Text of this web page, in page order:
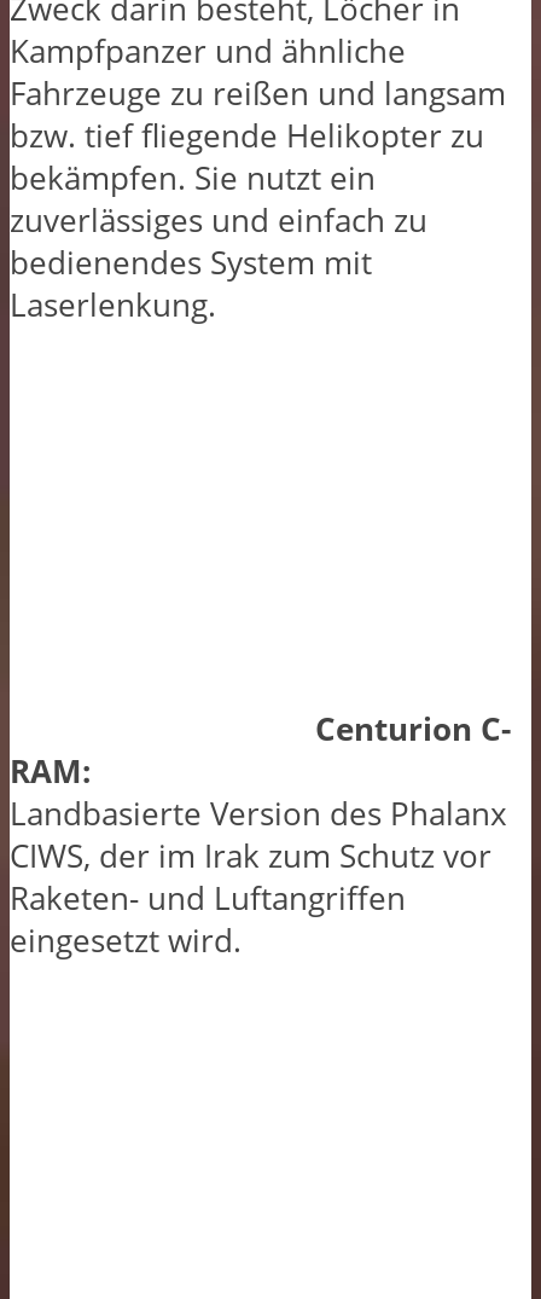
Zweck darin besteht, Löcher in
Kampfpanzer und ähnliche
Fahrzeuge zu reißen und langsam
bzw. tief fliegende Helikopter zu
bekämpfen. Sie nutzt ein
zuverlässiges und einfach zu
bedienendes System mit
Laserlenkung.
Centurion C-
RAM:
Landbasierte Version des Phalanx
CIWS, der im Irak zum Schutz vor
Raketen- und Luftangriffen
eingesetzt wird.